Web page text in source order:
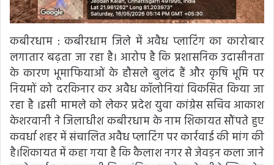
कबीरधाम : कबीरधाम जिले में अवैध प्लाटिंग का कारोबार
लगातार बढ़ता जा रहा है। आरोप है कि प्रशासनिक उदासीनता
के कारण भूमाफियाओं के हौसले बुलंद हैं और कृषि भूमि पर
नियमों को दरकिनार कर अवैध कॉलोनियां विकसित किया जा
रहा है ।इसी मामले को लेकर प्रदेश युवा कांग्रेस सचिव आकाश
केशरवानी ने जिलाधीश कबीरधाम के नाम शिकायत सौंपते हुए
कवर्धा शहर में संचालित अवैध प्लाटिंग पर कार्रवाई की मांग की
है।शिकायत में कहा गया है कि कैलाश नगर से जेवड़न कला जाने